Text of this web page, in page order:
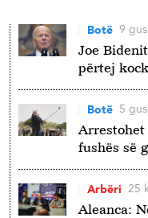
Joe
përtej
Botë 9
fushës së
Botë 5
Aleanca:
Arbëri 25